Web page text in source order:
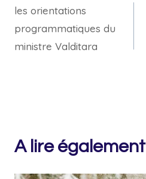
de
l’article
les orientations
programmatiques du
ministre Valditara
A lire également